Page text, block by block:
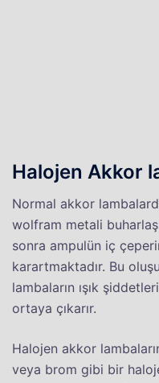
Halojen Akkor
Normal akkor
wolfram metali
sonra ampulün iç
karartmaktadır. Bu
lambaların ışık
ortaya çıkarır.
Halojen akkor
veya brom gibi bir